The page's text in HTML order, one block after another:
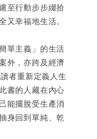
至行動步步綴拾
又幸福地生活。
單主義」的生活
外，亦跨及經濟
者重新定義人生
書的人藏在內心
能擺脫受生產消
身回到單純、乾